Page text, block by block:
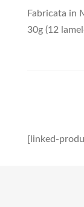
Fabricata in
30g (12
[linked-